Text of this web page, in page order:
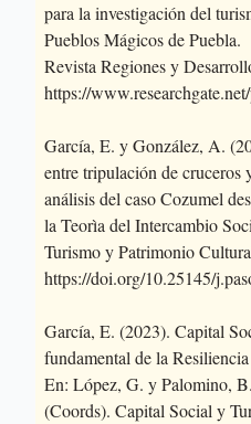
para la investigación del
Pueblos Mágicos de Puebla.
Revista Regiones y
https://
García, E. y González, A.
entre tripulación de cruceros
análisis del caso Cozumel
la Teorìa del Intercambio
Turismo y Patrimonio
https://doi.org/10.25145/
García, E. (2023). Capital
fundamental de la
En: López, G. y Palomino, B.
(Coords). Capital Social y